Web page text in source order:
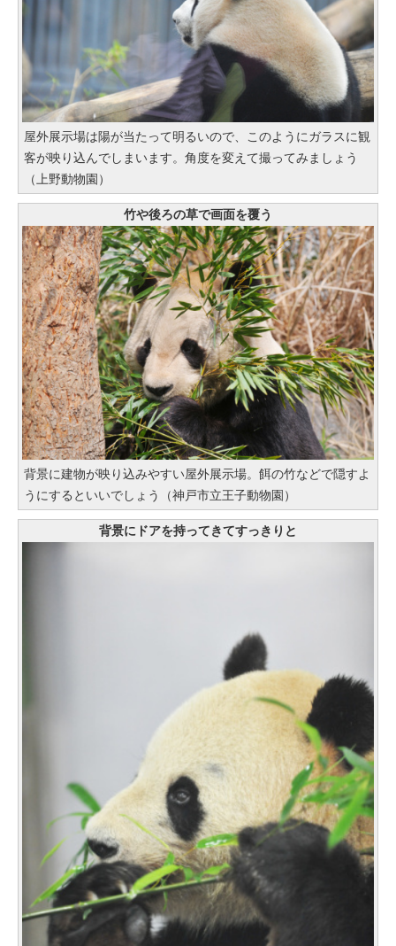
屋外展示場は陽が当たって明るいので、このようにガラスに観
客が映り込んでしまいます。角度を変えて撮ってみましょう
（上野動物園）
竹や後ろの草で画面を覆う
背景に建物が映り込みやすい屋外展示場。餌の竹などで隠すよ
うにするといいでしょう（神戸市立王子動物園）
背景にドアを持ってきてすっきりと